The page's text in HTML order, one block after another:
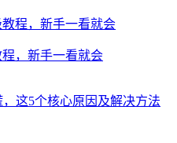
，新手一看就会